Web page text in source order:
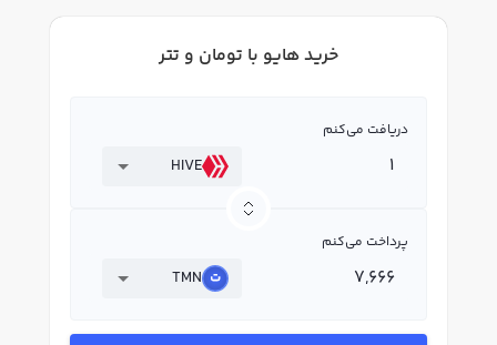
خرید هایو با تومان و تتر
دریافت می‌کنم
HIVE
پرداخت می‌کنم
TMN